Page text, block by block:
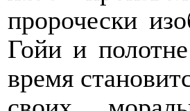
пророчески
Гойи и
время